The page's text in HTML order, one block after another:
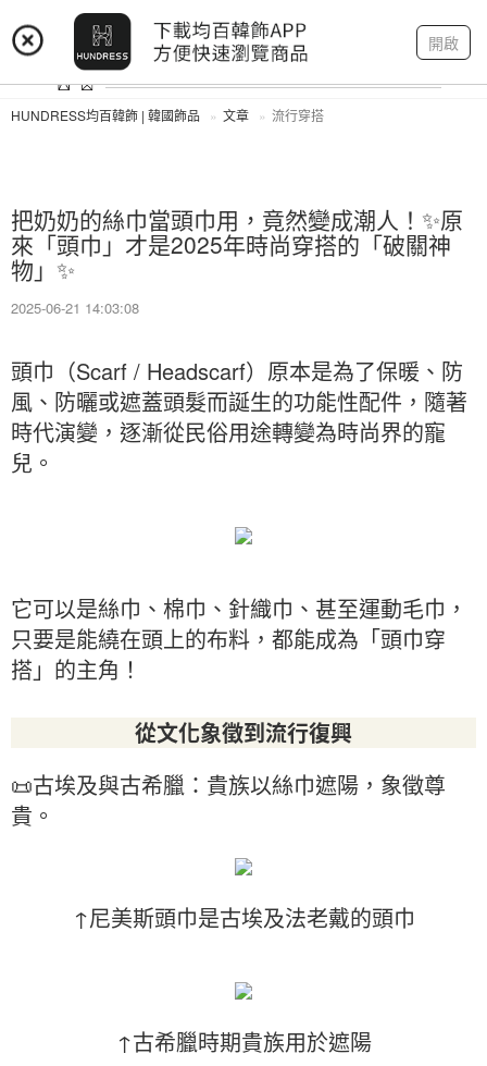
開啟
登入 註冊 我的帳戶
HUNDRESS均百韓飾 | 韓國飾品 文章 流行穿搭
把奶奶的絲巾當頭巾用，竟然變成潮人！✨原
來「頭巾」才是2025年時尚穿搭的「破關神
物」✨
2025-06-21 14:03:08
頭巾（Scarf / Headscarf）原本是為了保暖、防
風、防曬或遮蓋頭髮而誕生的功能性配件，隨著
時代演變，逐漸從民俗用途轉變為時尚界的寵
兒。
它可以是絲巾、棉巾、針織巾、甚至運動毛巾，
只要是能繞在頭上的布料，都能成為「頭巾穿
搭」的主角！
從文化象徵到流行復興
📜古埃及與古希臘：貴族以絲巾遮陽，象徵尊
貴。
↑尼美斯頭巾是古埃及法老戴的頭巾
↑古希臘時期貴族用於遮陽